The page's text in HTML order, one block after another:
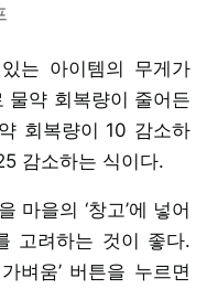
는 아이템의 무게가
물약 회복량이 줄어든
회복량이 10 감소하
감소하는 식이다.
마을의 ‘창고’에 넣어
고려하는 것이 좋다.
벼움’ 버튼을 누르면